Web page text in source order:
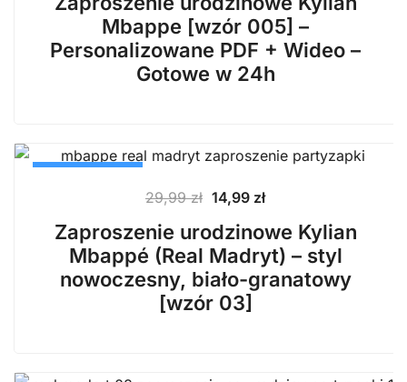
wynosiła:
29,99 zł.
wynosi:
14,99 zł.
Mbappe [wzór 005] –
Personalizowane PDF + Wideo –
Gotowe w 24h
29,99zł Pierwotna
cena
wynosiła:
29,99 zł.
14,99 złAktualna
wynosi:
14,99 zł.
Zaproszenie urodzinowe Kylian
Mbappé (Real Madryt) – styl
nowoczesny, biało-granatowy
[wzór 03]